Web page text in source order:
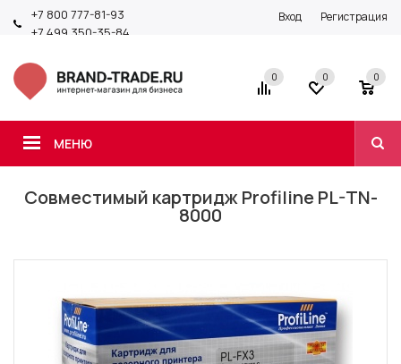
+7 800 777-81-93
+7 499 350-35-84
Вход Регистрация
МЕНЮ
0 0 0
Совместимый картридж Profiline PL-TN-
8000